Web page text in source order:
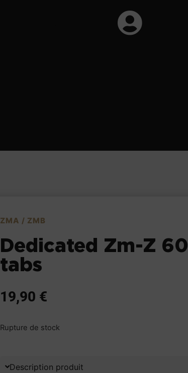
ZMA / ZMB
Dedicated Zm-Z 60
tabs
19,90 €
Rupture de stock
Description produit